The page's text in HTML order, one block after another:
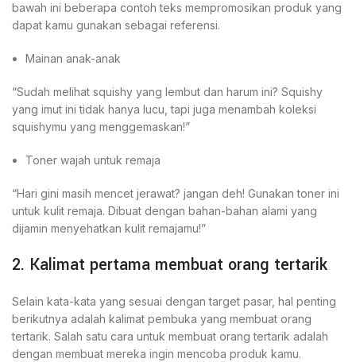
bawah ini beberapa contoh teks mempromosikan produk yang
dapat kamu gunakan sebagai referensi.
Mainan anak-anak
“Sudah melihat squishy yang lembut dan harum ini? Squishy
yang imut ini tidak hanya lucu, tapi juga menambah koleksi
squishymu yang menggemaskan!”
Toner wajah untuk remaja
“Hari gini masih mencet jerawat? jangan deh! Gunakan toner ini
untuk kulit remaja. Dibuat dengan bahan-bahan alami yang
dijamin menyehatkan kulit remajamu!”
2. Kalimat pertama membuat orang tertarik
Selain kata-kata yang sesuai dengan target pasar, hal penting
berikutnya adalah kalimat pembuka yang membuat orang
tertarik. Salah satu cara untuk membuat orang tertarik adalah
dengan membuat mereka ingin mencoba produk kamu.